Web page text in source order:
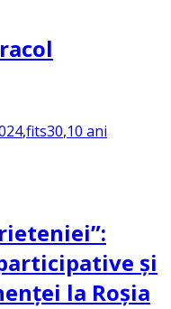
,fits30,10 ani
și
la Roșia